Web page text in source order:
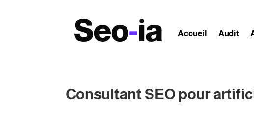
Seo-ia Accueil Audit
Consultant SEO pour